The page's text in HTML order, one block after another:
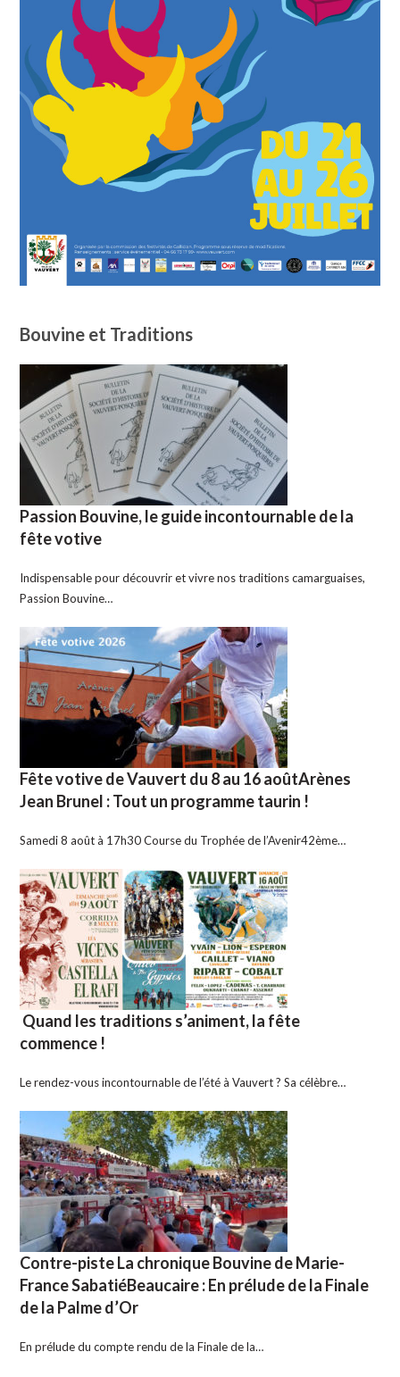
Bouvine et Traditions
Passion Bouvine, le guide incontournable de la
fête votive
Indispensable pour découvrir et vivre nos traditions camarguaises,
Passion Bouvine…
Fête votive de Vauvert du 8 au 16 aoûtArènes
Jean Brunel : Tout un programme taurin !
Samedi 8 août à 17h30 Course du Trophée de l’Avenir42ème…
Quand les traditions s’animent, la fête
commence !
Le rendez-vous incontournable de l’été à Vauvert ? Sa célèbre…
Contre-piste La chronique Bouvine de Marie-
France SabatiéBeaucaire : En prélude de la Finale
de la Palme d’Or
En prélude du compte rendu de la Finale de la…